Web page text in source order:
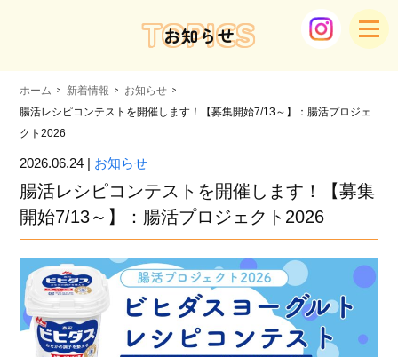
TOPICS
お知らせ
ホーム 新着情報
お知らせ
腸活レシピコンテストを開催します！【募集開始7/13～】：腸活プロジェ
クト2026
2026.06.24 | お知らせ
腸活レシピコンテストを開催します！【募集
開始7/13～】：腸活プロジェクト2026